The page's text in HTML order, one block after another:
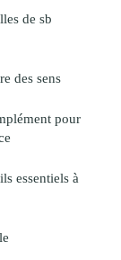
de sb
des sens
pour
essentiels à